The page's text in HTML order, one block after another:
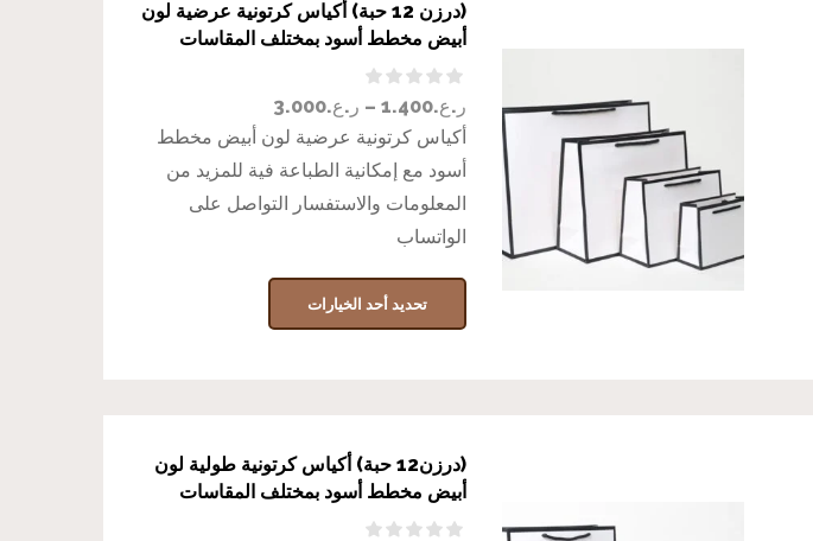
(درزن 12 حبة) أكياس كرتونية عرضية لون
أبيض مخطط أسود بمختلف المقاسات
ر.ع.1.400
– ر.ع.3.000
أكياس كرتونية عرضية لون أبيض مخطط
أسود مع إمكانية الطباعة فية للمزيد من
المعلومات والاستفسار التواصل على
الواتساب
تحديد أحد الخيارات
(درزن12 حبة) أكياس كرتونية طولية لون
أبيض مخطط أسود بمختلف المقاسات